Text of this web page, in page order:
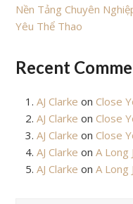
Nền Tảng Chuyên
Yêu Thể Thao
Recent
AJ Clarke on Close
AJ Clarke on Close
AJ Clarke on Close
AJ Clarke onA Long
AJ Clarke onA Long